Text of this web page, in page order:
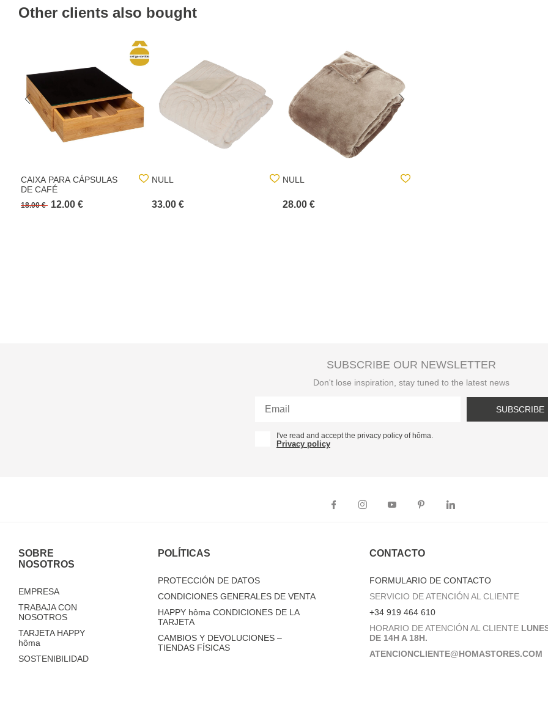
Other clients also bought
CAIXA PARA CÁPSULAS
DE CAFÉ
18.00 € 12.00 €
NULL
33.00 €
NULL
28.00 €
SUBSCRIBE OUR NEWSLETTER
Don't lose inspiration, stay tuned to the latest news
SUBSCRIBE
I've read and accept the privacy policy of hôma.
Privacy policy
SOBRE
NOSOTROS
EMPRESA
TRABAJA CON
NOSOTROS
TARJETA HAPPY
hôma
SOSTENIBILIDAD
POLÍTICAS
PROTECCIÓN DE DATOS
CONDICIONES GENERALES DE VENTA
HAPPY hôma CONDICIONES DE LA
TARJETA
CAMBIOS Y DEVOLUCIONES –
TIENDAS FÍSICAS
CONTACTO
FORMULARIO DE CONTACTO
SERVICIO DE ATENCIÓN AL CLIENTE
+34 919 464 610
HORARIO DE ATENCIÓN AL CLIENTE
DE 14H A 18H.
ATENCIONCLIENTE@HOMASTORES.COM